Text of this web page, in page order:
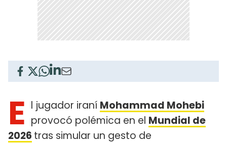
E l jugador iraní Mohammad Mohebi
provocó polémica en el Mundial de
2026 tras simular un gesto de